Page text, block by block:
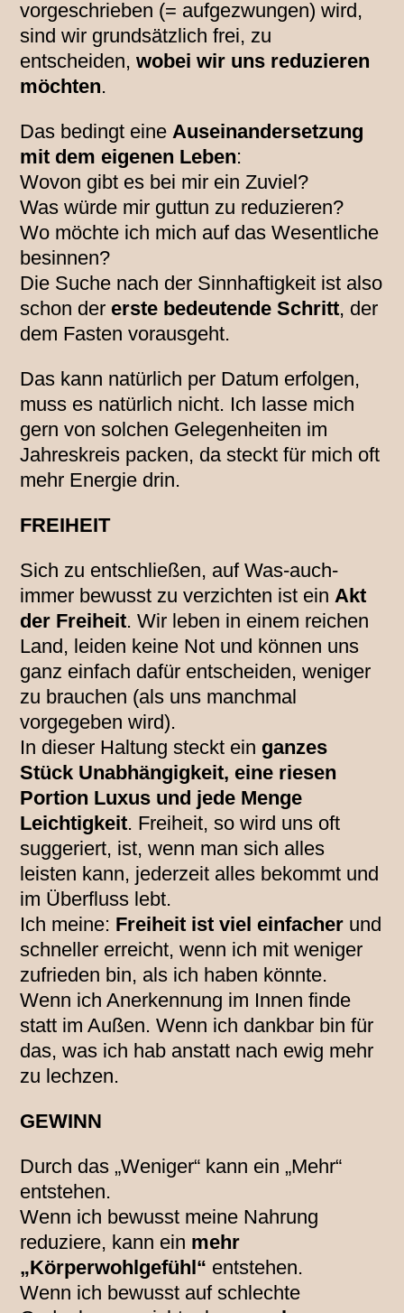
vorgeschrieben (= aufgezwungen) wird,
sind wir grundsätzlich frei, zu
entscheiden,wobei wir uns reduzieren
möchten.
Das bedingt eineAuseinandersetzung
mit dem eigenen Leben:
Wovon gibt es bei mir ein Zuviel?
Was würde mir guttun zu reduzieren?
Wo möchte ich mich auf das Wesentliche
besinnen?
Die Suche nach der Sinnhaftigkeit ist also
schon dererste bedeutende Schritt, der
dem Fasten vorausgeht.
Das kann natürlich per Datum erfolgen,
muss es natürlich nicht. Ich lasse mich
gern von solchen Gelegenheiten im
Jahreskreis packen, da steckt für mich oft
mehr Energie drin.
FREIHEIT
Sich zu entschließen, auf Was-auch-
immer bewusst zu verzichten ist einAkt
der Freiheit. Wir leben in einem reichen
Land, leiden keine Not und können uns
ganz einfach dafür entscheiden, weniger
zu brauchen (als uns manchmal
vorgegeben wird).
In dieser Haltung steckt ein ganzes
Stück Unabhängigkeit, eine riesen
Portion Luxus und jede Menge
Leichtigkeit. Freiheit, so wird uns oft
suggeriert, ist, wenn man sich alles
leisten kann, jederzeit alles bekommt und
im Überfluss lebt.
Ich meine: Freiheit ist viel einfacher und
schneller erreicht, wenn ich mit weniger
zufrieden bin, als ich haben könnte.
Wenn ich Anerkennung im Innen finde
statt im Außen. Wenn ich dankbar bin für
das, was ich hab anstatt nach ewig mehr
zu lechzen.
GEWINN
Durch das „Weniger“ kann ein „Mehr“
entstehen.
Wenn ich bewusst meine Nahrung
reduziere, kann ein mehr
„Körperwohlgefühl“ entstehen.
Wenn ich bewusst auf schlechte